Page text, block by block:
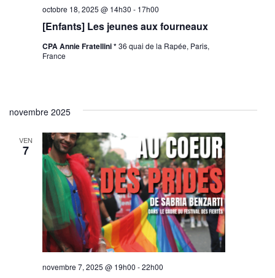
[Enfants] Les jeunes aux fourneaux
octobre 18, 2025 @ 14h30 - 17h00
CPA Annie Fratellini *36 quai de la Rapée, Paris,
France
novembre 2025
VEN
7
novembre 7, 2025 @ 19h00 -22h00